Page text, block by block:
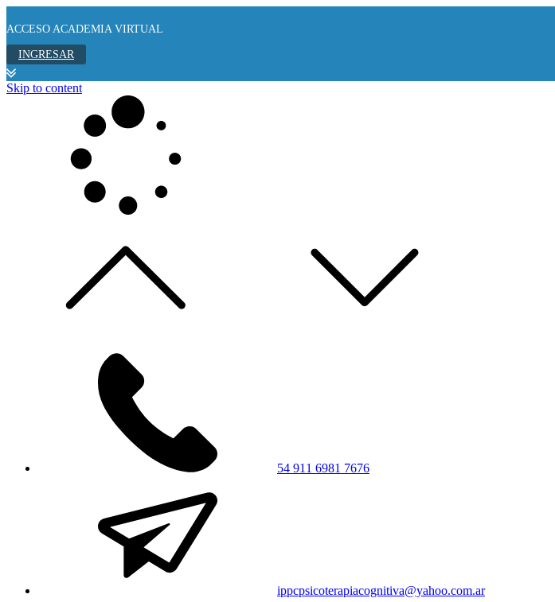
ACCESO ACADEMIA VIRTUAL
INGRESAR
Skip to content
54 911 6981 7676
ippcpsicoterapiacognitiva@yahoo.com.ar